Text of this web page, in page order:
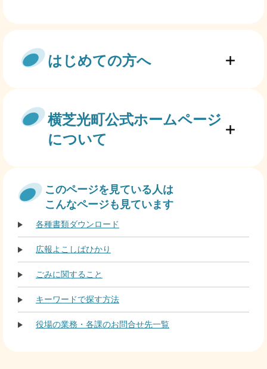
はじめての方へ
横芝光町公式ホームページ
について
このページを見ている人は
こんなページも見ています
各種書類ダウンロード
広報よこしばひかり
ごみに関すること
キーワードで探す方法
役場の業務・各課のお問合せ先一覧